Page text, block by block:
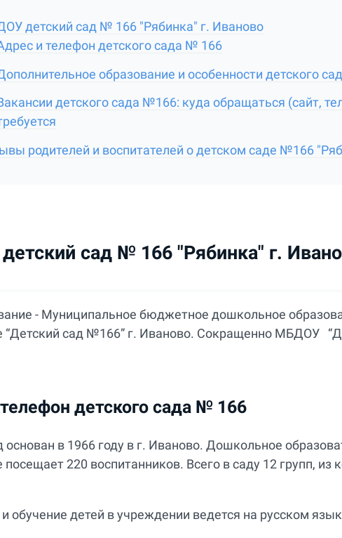
детский сад № 166 "Рябинка" г. Иваново
и телефон детского сада № 166
образование и особенности детского
детского сада №166: куда обращаться (сайт,
родителей и воспитателей о детском саде №166
сад № 166 "Рябинка" г.
- Муниципальное бюджетное дошкольное
“Детский сад №166” г. Иваново. Сокращенно МБДОУ
детского сада № 166
основан в 1966 году в г. Иваново. Дошкольное
220 воспитанников. Всего в саду 12 групп, из
обучение детей в учреждении ведется на русском